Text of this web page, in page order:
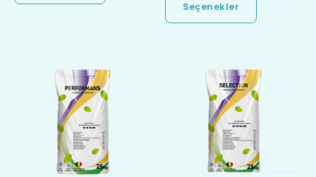
Seçenekler
ürünün
birden
var.
ürünün
birden
var.